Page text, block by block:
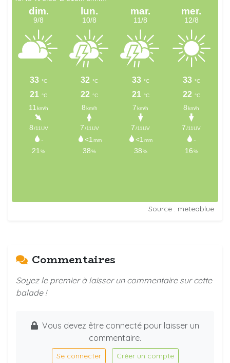
Source : meteoblue
Commentaires
Soyez le premier à laisser un commentaire sur cette
balade !
Vous devez être connecté pour laisser un
commentaire.
Se connecter Créer un compte